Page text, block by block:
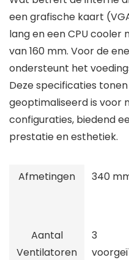
een grafische kaart
lang en een CPU
van 160 mm. Voor de
ondersteunt het
Deze specificaties
geoptimaliseerd is voor
configuraties, biedend
prestatie en esthetiek.
Afmetingen 340
Aantal
Ventilatoren
3